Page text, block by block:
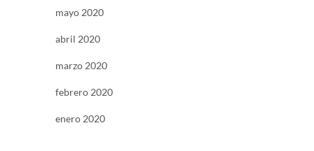
mayo 2020
abril 2020
marzo 2020
febrero 2020
enero 2020